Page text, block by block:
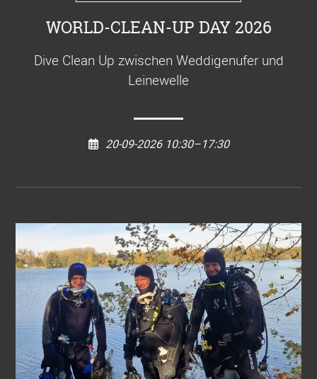
WORLD-CLEAN-UP DAY 2026
Dive Clean Up zwischen Weddigenufer und
Leinewelle
20-09-2026 10:30–17:30